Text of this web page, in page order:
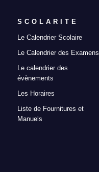
SCOLARITE
Le Calendrier Scolaire
Le Calendrier des Examens
Le calendrier des
évènements
Les Horaires
Liste de Fournitures et
Manuels